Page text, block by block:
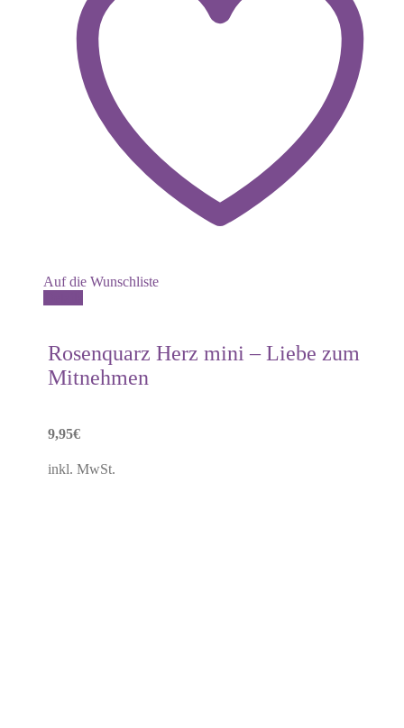
Auf die Wunschliste
Rosenquarz Herz mini – Liebe zum
Mitnehmen
9,95€
inkl. MwSt.